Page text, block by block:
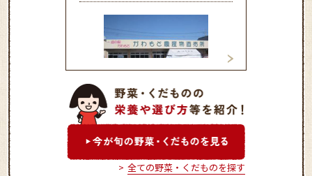
川本農産物直売所 用土農産物直売
全ての野菜・くだものを探す